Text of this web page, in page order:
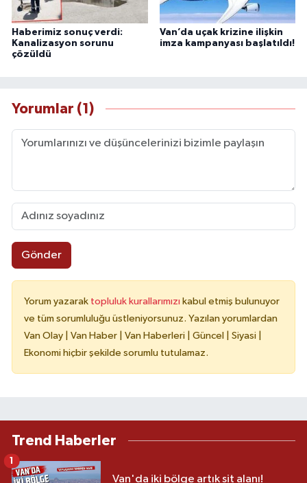
Haberimiz sonuç verdi:
Kanalizasyon sorunu
çözüldü
Van’da uçak krizine ilişkin
imza kampanyası başlatıldı!
Yorumlar (1)
Gönder
Yorum yazarak topluluk kurallarımızı kabul etmiş bulunuyor
ve tüm sorumluluğu üstleniyorsunuz. Yazılan yorumlardan
Van Olay | Van Haber | Van Haberleri | Güncel | Siyasi |
Ekonomi hiçbir şekilde sorumlu tutulamaz.
Trend Haberler
Van'da iki bölge artık sit alanı!
1